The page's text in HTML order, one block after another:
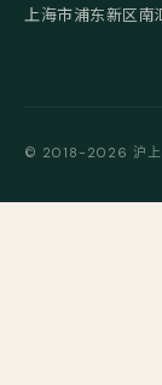
上海市浦东新区南
© 2018-2026 沪上